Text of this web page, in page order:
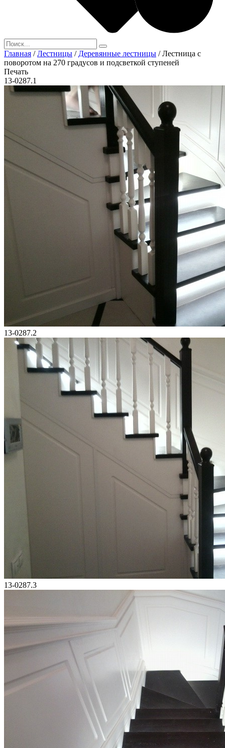
Главная /Лестницы / Деревянные лестницы /Лестница с
поворотом на 270 градусов и подсветкой ступеней
Печать
13-0287.1
13-0287.2
13-0287.3